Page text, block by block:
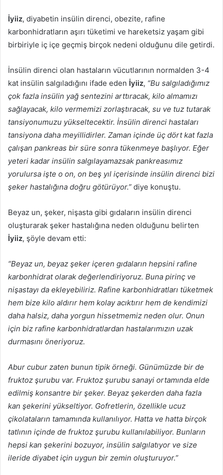
İyiiz, diyabetin insülin direnci, obezite, rafine
karbonhidratların aşırı tüketimi ve hareketsiz yaşam gibi
birbiriyle iç içe geçmiş birçok nedeni olduğunu dile getirdi.
İnsülin direnci olan hastaların vücutlarının normalden 3-4
kat insülin salgıladığını ifade eden İyiiz, “Bu salgıladığımız
çok fazla insülin yağ sentezini arttıracak, kilo almamızı
sağlayacak, kilo vermemizi zorlaştıracak, su ve tuz tutarak
tansiyonumuzu yükseltecektir. İnsülin direnci hastaları
tansiyona daha meyillidirler. Zaman içinde üç dört kat fazla
çalışan pankreas bir süre sonra tükenmeye başlıyor. Eğer
yeteri kadar insülin salgılayamazsak pankreasımız
yorulursa işte o on, on beş yıl içerisinde insülin direnci bizi
şeker hastalığına doğru götürüyor.” diye konuştu.
Beyaz un, şeker, nişasta gibi gıdaların insülin direnci
oluşturarak şeker hastalığına neden olduğunu belirten
İyiiz, şöyle devam etti:
“Beyaz un, beyaz şeker içeren gıdaların hepsini rafine
karbonhidrat olarak değerlendiriyoruz. Buna pirinç ve
nişastayı da ekleyebiliriz. Rafine karbonhidratları tüketmek
hem bize kilo aldırır hem kolay acıktırır hem de kendimizi
daha halsiz, daha yorgun hissetmemiz neden olur. Onun
için biz rafine karbonhidratlardan hastalarımızın uzak
durmasını öneriyoruz.
Abur cubur zaten bunun tipik örneği. Günümüzde bir de
fruktoz şurubu var. Fruktoz şurubu sanayi ortamında elde
edilmiş konsantre bir şeker. Beyaz şekerden daha fazla
kan şekerini yükseltiyor. Gofretlerin, özellikle ucuz
çikolataların tamamında kullanılıyor. Hatta ve hatta birçok
tatlının içinde de fruktoz şurubu kullanılabiliyor. Bunların
hepsi kan şekerini bozuyor, insülin salgılatıyor ve size
ileride diyabet için uygun bir zemin oluşturuyor.”